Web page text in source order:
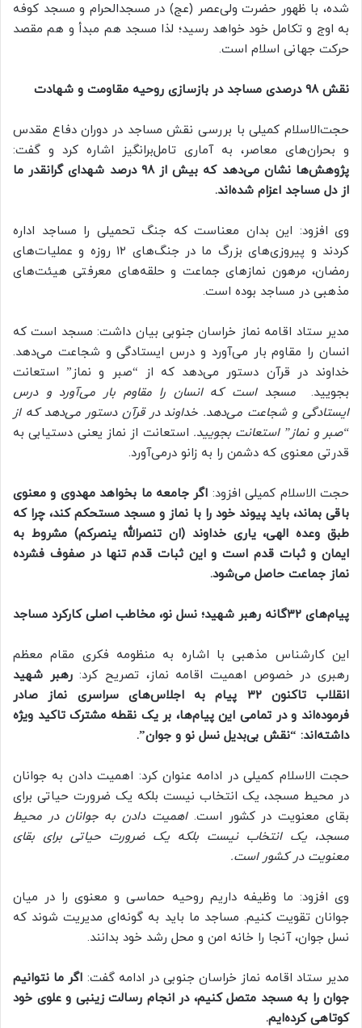
شده، با ظهور حضرت ولی‌عصر (عج) در مسجدالحرام و مسجد کوفه
به اوج و تکامل خود خواهد رسید؛ لذا مسجد هم مبدأ و هم مقصد
حرکت جهانی اسلام است.
نقش ۹۸ درصدی مساجد در بازسازی روحیه مقاومت و شهادت
حجت‌الاسلام کمیلی با بررسی نقش مساجد در دوران دفاع مقدس
و بحران‌های معاصر، به آماری تامل‌برانگیز اشاره کرد و گفت:
پژوهش‌ها نشان می‌دهد که بیش از ۹۸ درصد شهدای گرانقدر ما
از دل مساجد اعزام شده‌اند.
وی افزود: این بدان معناست که جنگ تحمیلی را مساجد اداره
کردند و پیروزی‌های بزرگ ما در جنگ‌های ۱۲ روزه و عملیات‌های
رمضان، مرهون نمازهای جماعت و حلقه‌های معرفتی هیئت‌های
مذهبی در مساجد بوده است.
مدیر ستاد اقامه نماز خراسان جنوبی بیان داشت: مسجد است که
انسان را مقاوم بار می‌آورد و درس ایستادگی و شجاعت می‌دهد.
خداوند در قرآن دستور می‌دهد که از “صبر و نماز” استعانت
بجویید.مسجد است که انسان را مقاوم بار می‌آورد و درس
ایستادگی و شجاعت می‌دهد. خداوند در قرآن دستور می‌دهد که از
“صبر و نماز” استعانت بجویید. استعانت از نماز یعنی دستیابی به
قدرتی معنوی که دشمن را به زانو درمی‌آورد.
حجت الاسلام کمیلی افزود: اگر جامعه ما بخواهد مهدوی و معنوی
باقی بماند، باید پیوند خود را با نماز و مسجد مستحکم کند، چرا که
طبق وعده الهی، یاری خداوند (ان تنصرالله ینصرکم) مشروط به
ایمان و ثبات قدم است و این ثبات قدم تنها در صفوف فشرده
نماز جماعت حاصل می‌شود.
پیام‌های ۳۲‌گانه رهبر شهید؛ نسل نو، مخاطب اصلی کارکرد مساجد
این کارشناس مذهبی با اشاره به منظومه فکری مقام معظم
رهبری در خصوص اهمیت اقامه نماز، تصریح کرد:رهبر شهید
انقلاب تاکنون ۳۲ پیام به اجلاس‌های سراسری نماز صادر
فرموده‌اند و در تمامی این پیام‌ها، بر یک نقطه مشترک تاکید ویژه
داشته‌اند: “نقش بی‌بدیل نسل نو و جوان”.
حجت الاسلام کمیلی در ادامه عنوان کرد: اهمیت دادن به جوانان
در محیط مسجد، یک انتخاب نیست بلکه یک ضرورت حیاتی برای
بقای معنویت در کشور است.اهمیت دادن به جوانان در محیط
مسجد، یک انتخاب نیست بلکه یک ضرورت حیاتی برای بقای
معنویت در کشور است.
وی افزود: ما وظیفه داریم روحیه حماسی و معنوی را در میان
جوانان تقویت کنیم. مساجد ما باید به گونه‌ای مدیریت شوند که
نسل جوان، آنجا را خانه امن و محل رشد خود بدانند.
مدیر ستاد اقامه نماز خراسان جنوبی در ادامه گفت: اگر ما نتوانیم
جوان را به مسجد متصل کنیم، در انجام رسالت زینبی و علوی خود
کوتاهی کرده‌ایم.